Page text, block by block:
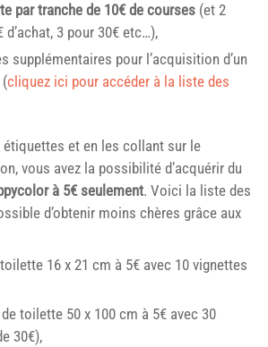
par tranche de 10€ de courses (et 2
3 pour 30€ etc…),
supplémentaires pour l’acquisition d’un
cliquez ici pour accéder à la liste des
et en les collant sur le
vous avez la possibilité d’acquérir du
à 5€ seulement. Voici la liste des
d’obtenir moins chères grâce aux
16 x 21 cm à 5€ avec 10 vignettes
toilette 50 x 100 cm à 5€ avec 30
30€),